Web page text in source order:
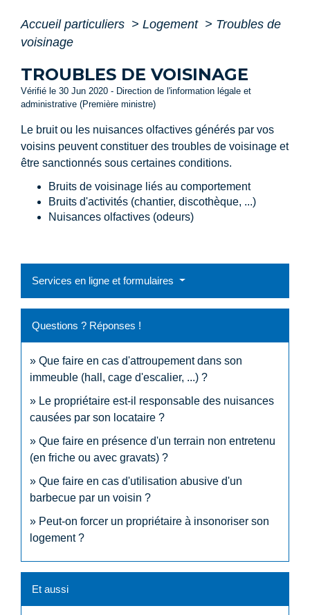
Accueil particuliers > Logement > Troubles de
voisinage
TROUBLES DE VOISINAGE
Vérifié le 30 Jun 2020 - Direction de l'information légale et
administrative (Première ministre)
Le bruit ou les nuisances olfactives générés par vos
voisins peuvent constituer des troubles de voisinage et
être sanctionnés sous certaines conditions.
Bruits de voisinage liés au comportement
Bruits d'activités (chantier, discothèque, ...)
Nuisances olfactives (odeurs)
Services en ligne et formulaires
Questions ? Réponses !
Que faire en cas d'attroupement dans son
immeuble (hall, cage d'escalier, ...) ?
Le propriétaire est-il responsable des nuisances
causées par son locataire ?
Que faire en présence d'un terrain non entretenu
(en friche ou avec gravats) ?
Que faire en cas d'utilisation abusive d'un
barbecue par un voisin ?
Peut-on forcer un propriétaire à insonoriser son
logement ?
Et aussi